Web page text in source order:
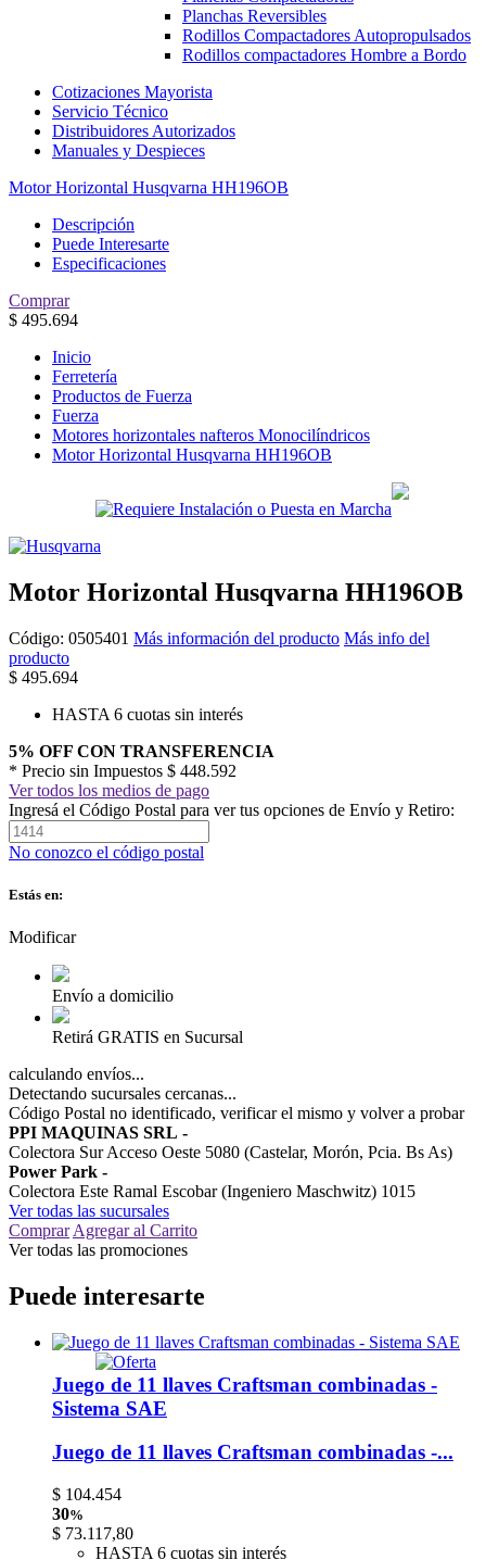
Planchas Reversibles
Rodillos Compactadores Autopropulsados
Rodillos compactadores Hombre a Bordo
Cotizaciones Mayorista
Servicio Técnico
Distribuidores Autorizados
Manuales y Despieces
Motor Horizontal Husqvarna HH196OB
Descripción
Puede Interesarte
Especificaciones
Comprar
$ 495.694
Inicio
Ferretería
Productos de Fuerza
Fuerza
Motores horizontales nafteros Monocilíndricos
Motor Horizontal Husqvarna HH196OB
Motor Horizontal Husqvarna HH196OB
Código: 0505401 Más información del producto Más info del
producto
$ 495.694
HASTA 6 cuotas sin interés
5% OFF CON TRANSFERENCIA
* Precio sin Impuestos $ 448.592
Ver todos los medios de pago
Ingresá el Código Postal para ver tus opciones de Envío y Retiro:
No conozco el código postal
Estás en:
Modificar
Envío a domicilio
Retirá GRATIS en Sucursal
calculando envíos...
Detectando sucursales cercanas...
Código Postal no identificado, verificar el mismo y volver a probar
PPI MAQUINAS SRL -
Colectora Sur Acceso Oeste 5080 (Castelar, Morón, Pcia. Bs As)
Power Park -
Colectora Este Ramal Escobar (Ingeniero Maschwitz) 1015
Ver todas las sucursales
Comprar Agregar al Carrito
Ver todas las promociones
Puede interesarte
Juego de 11 llaves Craftsman combinadas -
Sistema SAE
Juego de 11 llaves Craftsman combinadas -...
$ 104.454
30%
$ 73.117,80
HASTA 6 cuotas sin interés